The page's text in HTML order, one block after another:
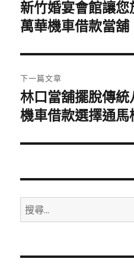
導
覽
上
一
文
章:
新竹婚宴會館讓
萬華機車借款當舖
下一篇文章
下
一
文
林口當舖擺脫傳
機車借款選擇通馬
搜
尋
鍵